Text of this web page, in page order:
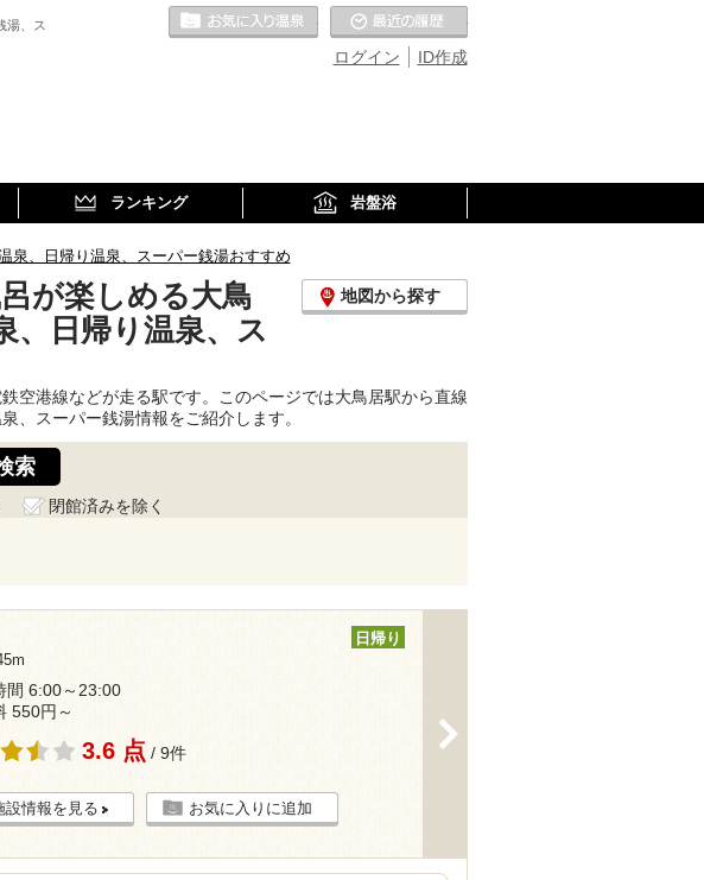
湯、ス
ID作成
ログイン
お気に入りの温泉
ランキング 岩盤浴
泉、日帰り温泉、スーパー銭湯おすすめ
が楽しめる大鳥
、日帰り温泉、ス
地図から探す
空港線などが走る駅です。このページでは大鳥居駅から直線
、スーパー銭湯情報をご紹介します。
閉館済みを除く
日帰り
間 6:00～23:00
550円～
3.6 点 / 9件
設情報を見る お気に入りに追加